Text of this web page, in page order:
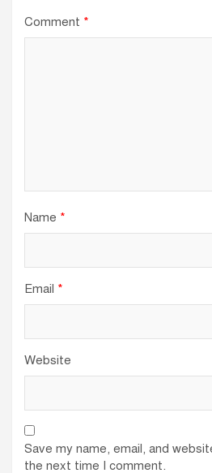
Comment *
Name *
Email *
Website
Save my name, email, and
the next time I comment.